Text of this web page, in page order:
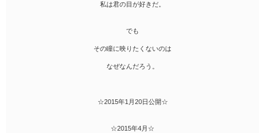
私は君の目が好きだ。
でも
その瞳に映りたくないのは
なぜなんだろう。
☆2015年1月20日公開☆
☆2015年4月☆